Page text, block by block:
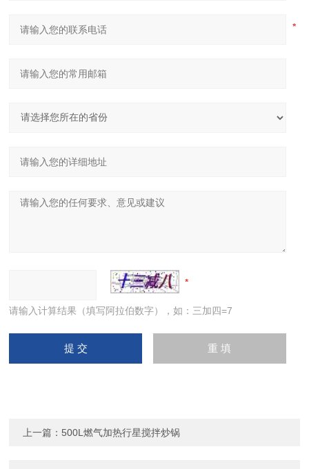
请输入计算结果（填写阿拉伯数字），如：三加四=7
上一篇： 500L燃气加热行星搅拌炒锅